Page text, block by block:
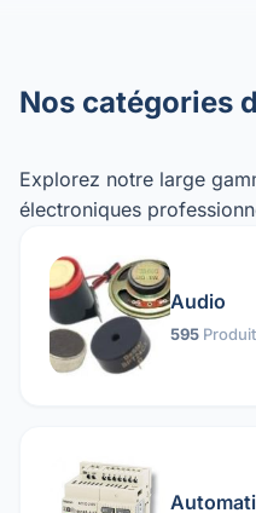
Nos catégories
Explorez notre large
électroniques
Audio
595